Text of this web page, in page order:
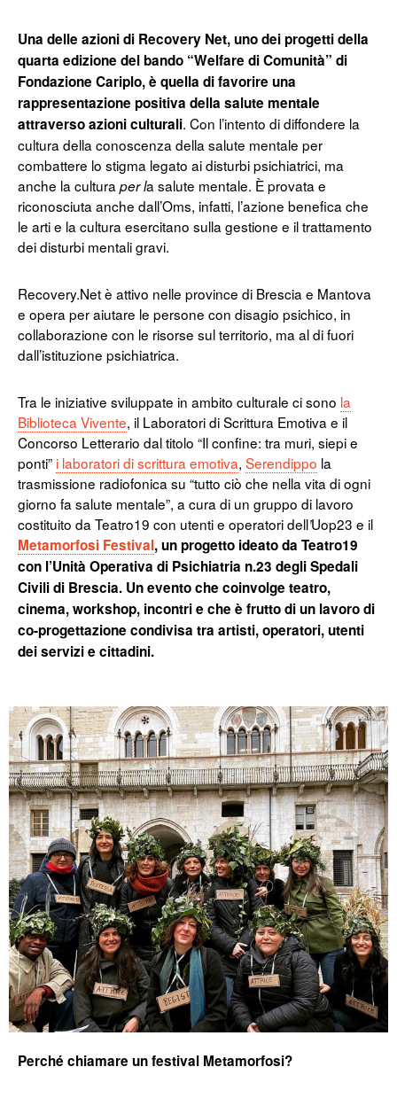
Una delle azioni di Recovery Net, uno dei progetti della
quarta edizione del bando “Welfare di Comunità” di
Fondazione Cariplo, è quella di favorire una
rappresentazione positiva della salute mentale
attraverso azioni culturali. Con l’intento di diffondere la
cultura della conoscenza della salute mentale per
combattere lo stigma legato ai disturbi psichiatrici, ma
anche la cultura per la salute mentale. È provata e
riconosciuta anche dall’Oms, infatti, l’azione benefica che
le arti e la cultura esercitano sulla gestione e il trattamento
dei disturbi mentali gravi.
Recovery.Net è attivo nelle province di Brescia e Mantova
e opera per aiutare le persone con disagio psichico, in
collaborazione con le risorse sul territorio, ma al di fuori
dall’istituzione psichiatrica.
Tra le iniziative sviluppate in ambito culturale ci sono la
Biblioteca Vivente, il Laboratori di Scrittura Emotiva e il
Concorso Letterario dal titolo “Il confine: tra muri, siepi e
ponti” i laboratori di scrittura emotiva, Serendippo la
trasmissione radiofonica su “tutto ciò che nella vita di ogni
giorno fa salute mentale”, a cura di un gruppo di lavoro
costituito da Teatro19 con utenti e operatori dell’Uop23 e il
Metamorfosi Festival, un progetto ideato da Teatro19
con l’Unità Operativa di Psichiatria n.23 degli Spedali
Civili di Brescia. Un evento che coinvolge teatro,
cinema, workshop, incontri e che è frutto di un lavoro di
co-progettazione condivisa tra artisti, operatori, utenti
dei servizi e cittadini.
Perché chiamare un festival Metamorfosi?